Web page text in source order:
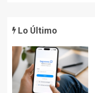
Lo Último